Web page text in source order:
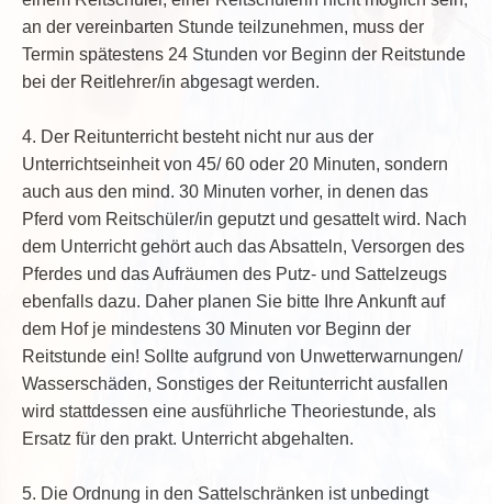
an der vereinbarten Stunde teilzunehmen, muss der
Termin spätestens 24 Stunden vor Beginn der Reitstunde
bei der Reitlehrer/in abgesagt werden.
4. Der Reitunterricht besteht nicht nur aus der
Unterrichtseinheit von 45/ 60 oder 20 Minuten, sondern
auch aus den mind. 30 Minuten vorher, in denen das
Pferd vom Reitschüler/in geputzt und gesattelt wird. Nach
dem Unterricht gehört auch das Absatteln, Versorgen des
Pferdes und das Aufräumen des Putz- und Sattelzeugs
ebenfalls dazu. Daher planen Sie bitte Ihre Ankunft auf
dem Hof je mindestens 30 Minuten vor Beginn der
Reitstunde ein! Sollte aufgrund von Unwetterwarnungen/
Wasserschäden, Sonstiges der Reitunterricht ausfallen
wird stattdessen eine ausführliche Theoriestunde, als
Ersatz für den prakt. Unterricht abgehalten.
5. Die Ordnung in den Sattelschränken ist unbedingt